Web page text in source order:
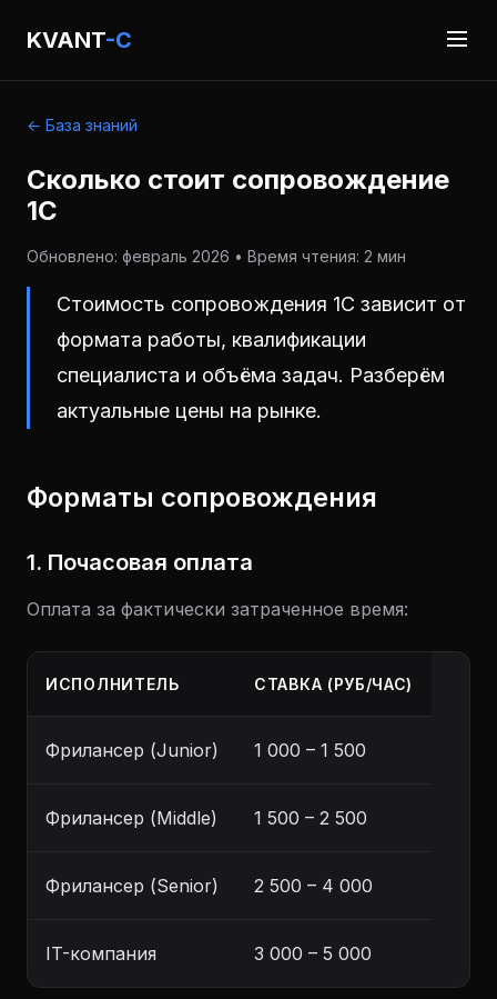
KVANT-C
← База знаний
Сколько стоит сопровождение
1С
Обновлено: февраль 2026 • Время чтения: 2 мин
Стоимость сопровождения 1С зависит от
формата работы, квалификации
специалиста и объёма задач. Разберём
актуальные цены на рынке.
Форматы сопровождения
1. Почасовая оплата
Оплата за фактически затраченное время:
ИСПОЛНИТЕЛЬ СТАВКА (РУБ/ЧАС)
Фрилансер (Junior) 1 000 – 1 500
Фрилансер (Middle) 1 500 – 2 500
Фрилансер (Senior) 2 500 – 4 000
IT-компания 3 000 – 5 000